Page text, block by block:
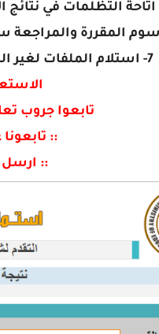
التظلمات في نتائج
المقررة والمراجعة
7- استلام الملفات لغير المستوفين الشروط ستبدأ من يوم 15 أبريل.
تابعوا جروب
::
:: ارسل